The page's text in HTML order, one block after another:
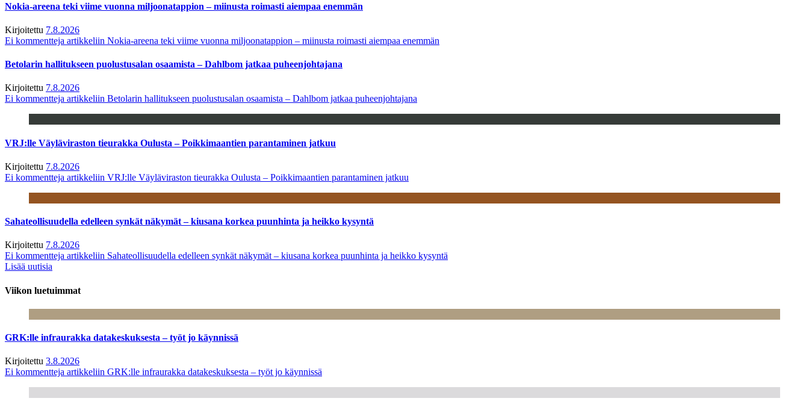
Nokia-areena teki viime vuonna miljoonatappion – miinusta roimasti aiempaa enemmän
Kirjoitettu 7.8.2026
Ei kommentteja artikkeliin Nokia-areena teki viime vuonna miljoonatappion – miinusta roimasti aiempaa enemmän
Betolarin hallitukseen puolustusalan osaamista – Dahlbom jatkaa puheenjohtajana
Kirjoitettu 7.8.2026
Ei kommentteja artikkeliin Betolarin hallitukseen puolustusalan osaamista – Dahlbom jatkaa puheenjohtajana
VRJ:lle Väyläviraston tieurakka Oulusta – Poikkimaantien parantaminen jatkuu
Kirjoitettu 7.8.2026
Ei kommentteja artikkeliin VRJ:lle Väyläviraston tieurakka Oulusta – Poikkimaantien parantaminen jatkuu
Sahateollisuudella edelleen synkät näkymät – kiusana korkea puunhinta ja heikko kysyntä
Kirjoitettu 7.8.2026
Ei kommentteja artikkeliin Sahateollisuudella edelleen synkät näkymät – kiusana korkea puunhinta ja heikko kysyntä
Lisää uutisia
Viikon luetuimmat
GRK:lle infraurakka datakeskuksesta – työt jo käynnissä
Kirjoitettu 3.8.2026
Ei kommentteja artikkeliin GRK:lle infraurakka datakeskuksesta – työt jo käynnissä